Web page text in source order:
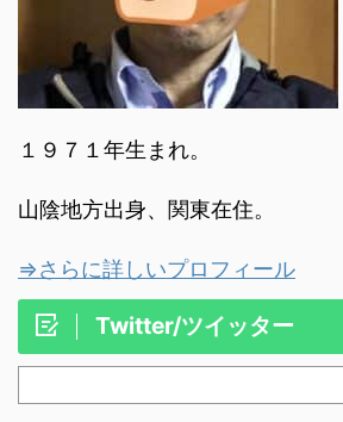
１９７１年生まれ。
山陰地方出身、関東在住。
⇒さらに詳しいプロフィール
Twitter/ツイッター